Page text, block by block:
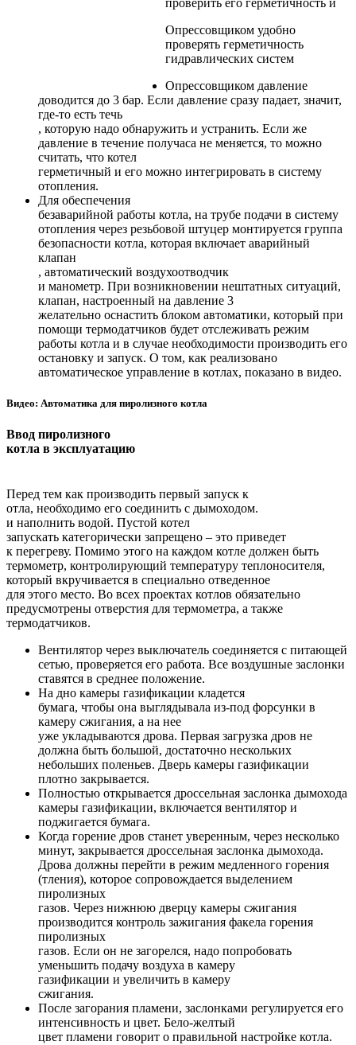
Опрессовщиком удобно
проверять герметичность
гидравлических систем
Опрессовщиком давление
доводится до 3 бар. Если давление сразу падает, значит,
где-то есть течь
, которую надо обнаружить и устранить. Если же
давление в течение получаса не меняется, то можно
считать, что котел
герметичный и его можно интегрировать в систему
отопления.
Для обеспечения
безаварийной работы котла, на трубе подачи в систему
отопления через резьбовой штуцер монтируется группа
безопасности котла, которая включает аварийный
клапан
, автоматический воздухоотводчик
и манометр. При возникновении нештатных ситуаций,
клапан, настроенный на давление 3
желательно оснастить блоком автоматики, который при
помощи термодатчиков будет отслеживать режим
работы котла и в случае необходимости производить его
остановку и запуск. О том, как реализовано
автоматическое управление в котлах, показано в видео.
Видео: Автоматика для пиролизного котла
Ввод пиролизного
котла в эксплуатацию
Перед тем как производить первый запуск к
отла, необходимо его соединить с дымоходом.
и наполнить водой. Пустой котел
запускать категорически запрещено – это приведет
к перегреву. Помимо этого на каждом котле должен быть
термометр, контролирующий температуру теплоносителя,
который вкручивается в специально отведенное
для этого место. Во всех проектах котлов обязательно
предусмотрены отверстия для термометра, а также
термодатчиков.
Вентилятор через выключатель соединяется с питающей
сетью, проверяется его работа. Все воздушные заслонки
ставятся в среднее положение.
На дно камеры газификации кладется
бумага, чтобы она выглядывала из-под форсунки в
камеру сжигания, а на нее
уже укладываются дрова. Первая загрузка дров не
должна быть большой, достаточно нескольких
небольших поленьев. Дверь камеры газификации
плотно закрывается.
Полностью открывается дроссельная заслонка дымохода
камеры газификации, включается вентилятор и
поджигается бумага.
Когда горение дров станет уверенным, через несколько
минут, закрывается дроссельная заслонка дымохода.
Дрова должны перейти в режим медленного горения
(тления), которое сопровождается выделением
пиролизных
газов. Через нижнюю дверцу камеры сжигания
производится контроль зажигания факела горения
пиролизных
газов. Если он не загорелся, надо попробовать
уменьшить подачу воздуха в камеру
газификации и увеличить в камеру
сжигания.
После загорания пламени, заслонками регулируется его
интенсивность и цвет. Бело-желтый
цвет пламени говорит о правильной настройке котла.